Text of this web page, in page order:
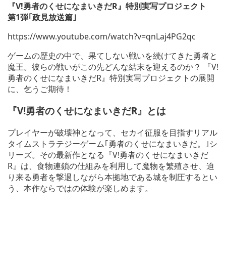
『V!勇者のくせになまいきだR』特別実写プロジェクト
第1弾｢政見放送篇｣
https://www.youtube.com/watch?v=qnLaj4PG2qc
ゲームの歴史の中で、果てしない戦いを続けてきた勇者と
魔王。彼らの戦いがこの先どんな結末を迎えるのか？ 『V!
勇者のくせになまいきだR』特別実写プロジェクトの展開
に、乞うご期待！
『V!勇者のくせになまいきだR』とは
プレイヤーが破壊神となって、セカイ征服を目指すリアル
タイムストラテジーゲーム｢勇者のくせになまいきだ。｣シ
リーズ。その最新作となる『V!勇者のくせになまいきだ
R』は、食物連鎖の仕組みを利用して魔物を繁殖させ、迫
り来る勇者を撃退しながら本拠地である城を制圧するとい
う、本作ならではの体験が楽しめます。